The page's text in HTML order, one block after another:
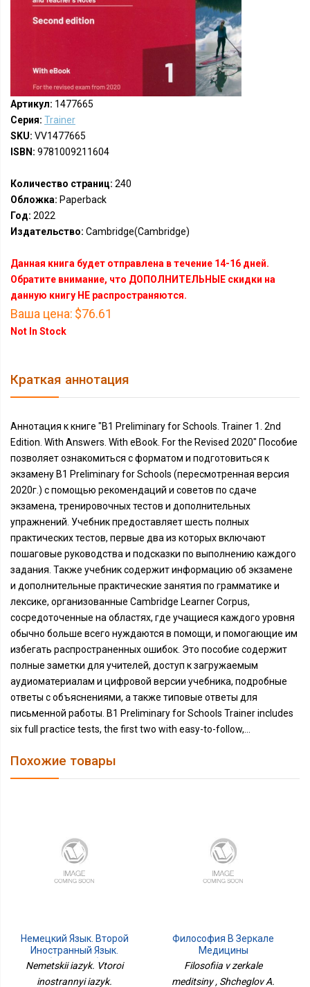
Артикул: 1477665
Серия: Trainer
SKU: VV1477665
ISBN: 9781009211604
Количество страниц: 240
Обложка: Paperback
Год: 2022
Издательство: Cambridge(Cambridge)
Данная книга будет отправлена в течение 14-16 дней.
Обратите внимание, что ДОПОЛНИТЕЛЬНЫЕ скидки на
данную книгу НЕ распространяются.
Ваша цена: $76.61
Not In Stock
Краткая аннотация
Аннотация к книге "B1 Preliminary for Schools. Trainer 1. 2nd
Edition. With Answers. With eBook. For the Revised 2020" Пособие
позволяет ознакомиться с форматом и подготовиться к
экзамену B1 Preliminary for Schools (пересмотренная версия
2020г.) с помощью рекомендаций и советов по сдаче
экзамена, тренировочных тестов и дополнительных
упражнений. Учебник предоставляет шесть полных
практических тестов, первые два из которых включают
пошаговые руководства и подсказки по выполнению каждого
задания. Также учебник содержит информацию об экзамене
и дополнительные практические занятия по грамматике и
лексике, организованные Cambridge Learner Corpus,
сосредоточенные на областях, где учащиеся каждого уровня
обычно больше всего нуждаются в помощи, и помогающие им
избегать распространенных ошибок. Это пособие содержит
полные заметки для учителей, доступ к загружаемым
аудиоматериалам и цифровой версии учебника, подробные
ответы с объяснениями, а также типовые ответы для
письменной работы. B1 Preliminary for Schools Trainer includes
six full practice tests, the first two with easy-to-follow,...
Похожие товары
Немецкий Язык. Второй
Иностранный Язык.
Учебное Пособие. 7
Класс.
Nemetskii iazyk. Vtoroi
inostrannyi iazyk.
Философия В Зеркале
Медицины
Filosofiia v zerkale
meditsiny , Shcheglov A.